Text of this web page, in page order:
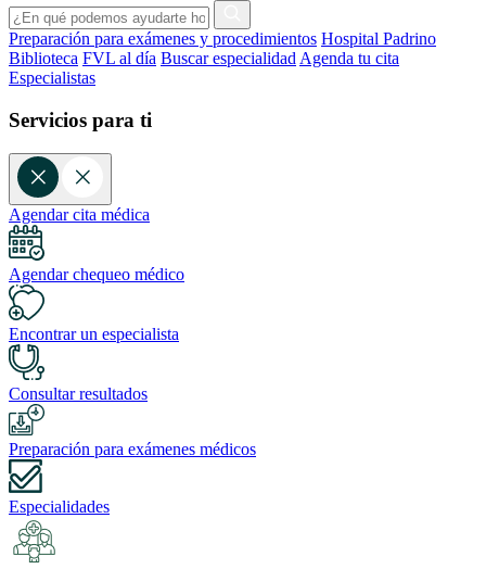
Preparación para exámenes y procedimientos Hospital Padrino
Biblioteca FVL al día Buscar especialidad Agenda tu cita
Especialistas
Servicios para ti
Agendar cita médica
Agendar chequeo médico
Encontrar un especialista
Consultar resultados
Preparación para exámenes médicos
Especialidades